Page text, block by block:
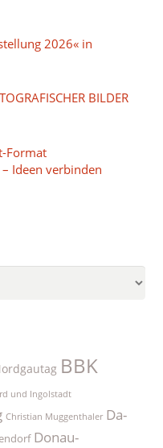
2026« in
BILDER
Format
– Ideen verbinden
BBK
und Ingolstadt
Christian Muggenthaler Da-
Donau-